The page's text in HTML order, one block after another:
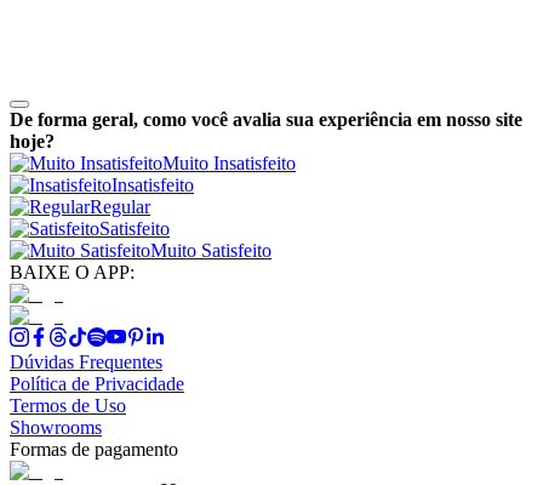
De forma geral, como você avalia sua experiência em nosso site
hoje?
Muito Insatisfeito
Insatisfeito
Regular
Satisfeito
Muito Satisfeito
BAIXE O APP:
Dúvidas Frequentes
Política de Privacidade
Termos de Uso
Showrooms
Formas de pagamento